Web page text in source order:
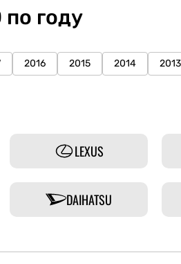
по году
2016 2015 2014 2013
LEXUS
DAIHATSU